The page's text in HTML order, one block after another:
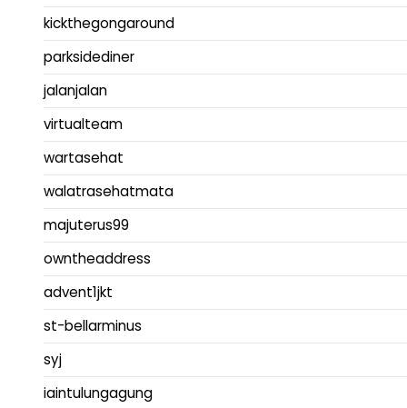
kickthegongaround
parksidediner
jalanjalan
virtualteam
wartasehat
walatrasehatmata
majuterus99
owntheaddress
advent1jkt
st-bellarminus
syj
iaintulungagung